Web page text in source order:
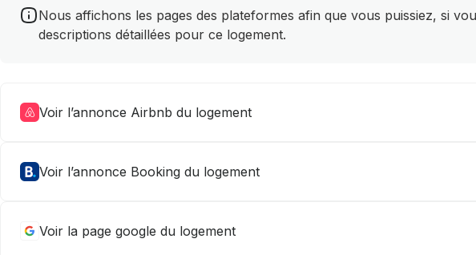
Nous affichons les pages des plateformes afin que vous puissiez, si
descriptions détaillées pour ce logement.
Voir l’annonce Airbnb du logement
Voir l’annonce Booking du logement
Voir la page google du logement